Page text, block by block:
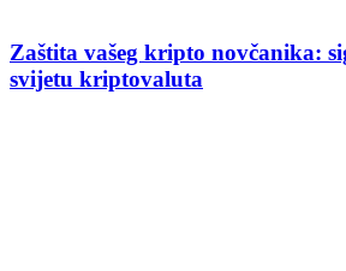
Zaštita vašeg kripto novčanika:
svijetu kriptovaluta